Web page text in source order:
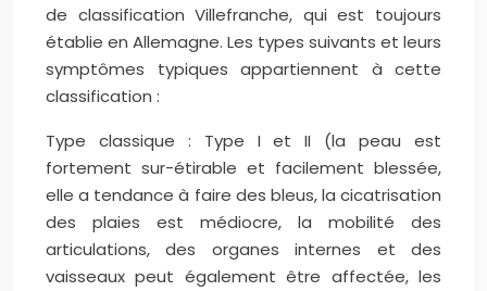
de classification Villefranche, qui est toujours
établie en Allemagne. Les types suivants et leurs
symptômes typiques appartiennent à cette
classification :
Type classique : Type I et II (la peau est
fortement sur-étirable et facilement blessée,
elle a tendance à faire des bleus, la cicatrisation
des plaies est médiocre, la mobilité des
articulations, des organes internes et des
vaisseaux peut également être affectée, les